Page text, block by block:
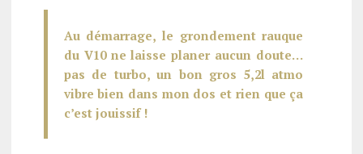
Au démarrage, le grondement rauque
du V10 ne laisse planer aucun doute…
pas de turbo, un bon gros 5,2l atmo
vibre bien dans mon dos et rien que ça
c’est jouissif !